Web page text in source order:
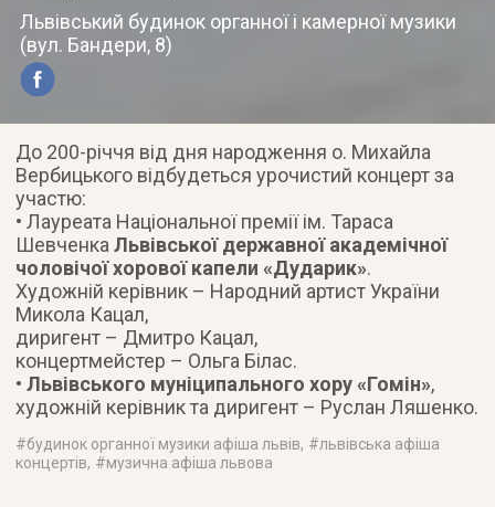
Львівський будинок органної і камерної музики
(вул. Бандери, 8)
До 200-річчя від дня народження о. Михайла
Вербицького відбудеться урочистий концерт за
участю:
• Лауреата Національної премії ім. Тараса
ШевченкаЛьвівської державної академічної
чоловічої хорової капели «Дударик».
Художній керівник – Народний артист України
Микола Кацал,
диригент – Дмитро Кацал,
концертмейстер – Ольга Білас.
•Львівського муніципального хору «Гомін»,
художній керівник та диригент – Руслан Ляшенко.
#будинок органної музики афіша львів, #львівська афіша
концертів, #музична афіша львова